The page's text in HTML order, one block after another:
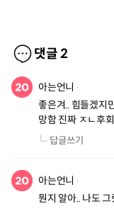
댓글2
아는언니
좋은겨.. 힘들겠지
망함 진짜 ㅈㄴ후
답글쓰기
아는언니
뭔지 알아.. 나도